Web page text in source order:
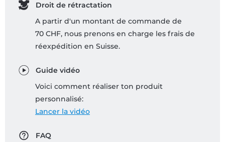
Droit de rétractation
A partir d'un montant de commande de
70 CHF, nous prenons en charge les frais de
réexpédition en Suisse.
Guide vidéo
Voici comment réaliser ton produit
personnalisé:
Lancer la vidéo
FAQ